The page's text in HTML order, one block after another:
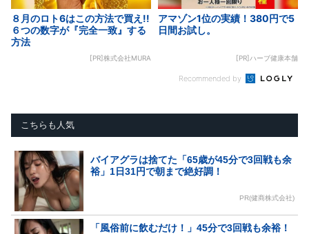
８月のロト6はこの方法で買え!!
６つの数字が『完全一致』する
方法
[PR]株式会社MURA
アマゾン1位の実績！380円で5
日間お試し。
[PR]ハーブ健康本舗
Recommended by
こちらも人気
バイアグラは捨てた「65歳が45分で3回戦も余
裕」1日31円で朝まで絶好調！
PR(健商株式会社)
「風俗前に飲むだけ！」45分で3回戦も余裕！